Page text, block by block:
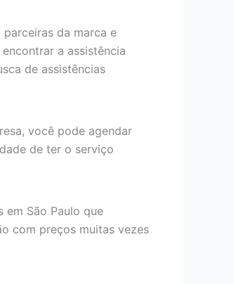
parceiras da marca e
a assistência
de assistências
você pode agendar
de ter o serviço
em São Paulo que
com preços muitas vezes